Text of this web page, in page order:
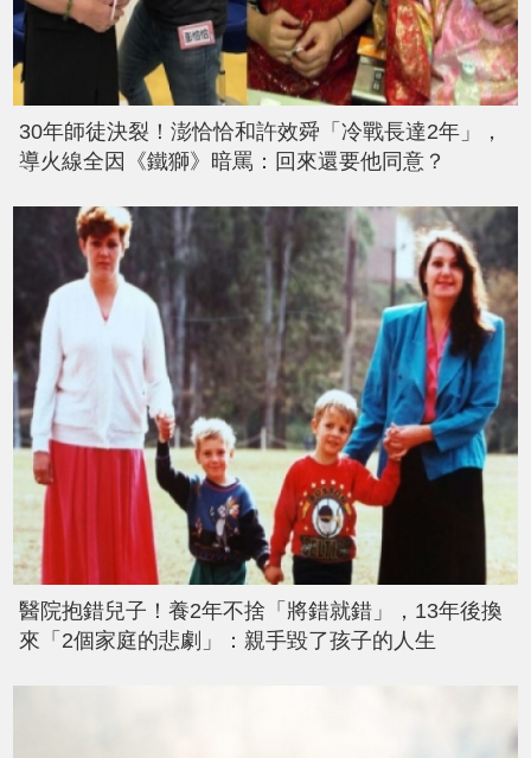
30年師徒決裂！澎恰恰和許效舜「冷戰長達2年」，
導火線全因《鐵獅》暗罵：回來還要他同意？
醫院抱錯兒子！養2年不捨「將錯就錯」，13年後換
來「2個家庭的悲劇」：親手毀了孩子的人生